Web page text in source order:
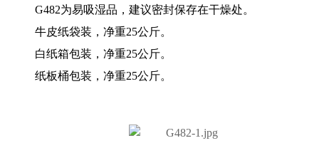
G482为易吸湿品，建议密封保存在干燥处。
牛皮纸袋装，净重25公斤。
白纸箱包装，净重25公斤。
纸板桶包装，净重25公斤。